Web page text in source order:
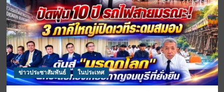
ข่าวประชาสัมพันธ์ ในประเทศ